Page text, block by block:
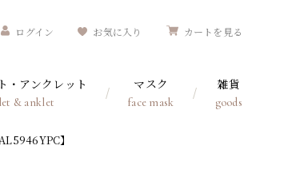
ログイン お気に入り カートを見る
・アンクレット
& anklet
マスク
face mask
雑貨
goods
】